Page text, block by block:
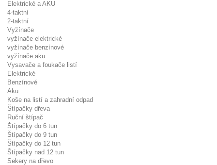
Elektrické a AKU
4-taktní
2-taktní
Vyžínače
vyžínače elektrické
vyžínače benzínové
vyžínače aku
Vysavače a foukače listí
Elektrické
Benzínové
Aku
Koše na listí a zahradní odpad
Štípačky dřeva
Ruční štípač
Štípačky do 6 tun
Štípačky do 9 tun
Štípačky do 12 tun
Štípačky nad 12 tun
Sekery na dřevo